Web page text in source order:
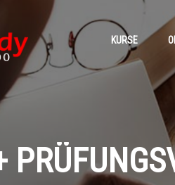
KURSE